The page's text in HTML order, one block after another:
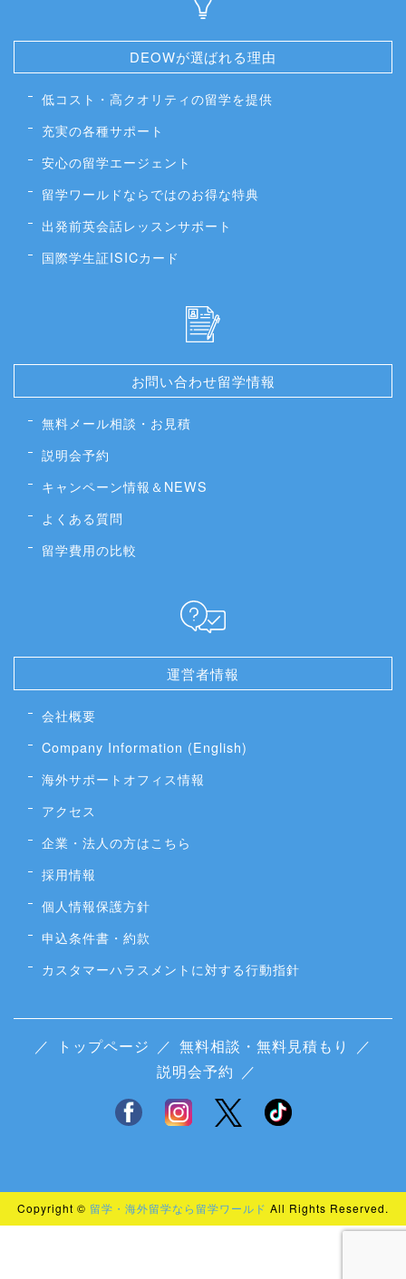
DEOWが選ばれる理由
低コスト・高クオリティの留学を提供
充実の各種サポート
安心の留学エージェント
留学ワールドならではのお得な特典
出発前英会話レッスンサポート
国際学生証ISICカード
お問い合わせ留学情報
無料メール相談・お見積
説明会予約
キャンペーン情報＆NEWS
よくある質問
留学費用の比較
運営者情報
会社概要
Company Information (English)
海外サポートオフィス情報
アクセス
企業・法人の方はこちら
採用情報
個人情報保護方針
申込条件書・約款
カスタマーハラスメントに対する行動指針
／ トップページ ／ 無料相談・無料見積もり
／
説明会予約 ／
Copyright © 留学・海外留学なら留学ワールド All Rights Reserved.